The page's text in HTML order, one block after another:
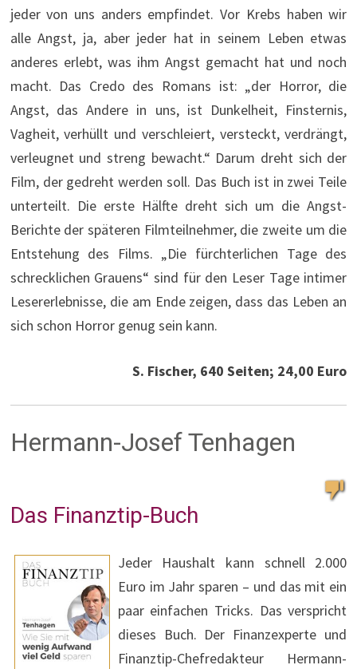
jeder von uns anders empfindet. Vor Krebs haben wir
alle Angst, ja, aber jeder hat in seinem Leben etwas
anderes erlebt, was ihm Angst gemacht hat und noch
macht. Das Credo des Romans ist: „der Horror, die
Angst, das Andere in uns, ist Dunkelheit, Finsternis,
Vagheit, verhüllt und verschleiert, versteckt, verdrängt,
verleugnet und streng bewacht.“ Darum dreht sich der
Film, der gedreht werden soll. Das Buch ist in zwei Teile
unterteilt. Die erste Hälfte dreht sich um die Angst-
Berichte der späteren Filmteilnehmer, die zweite um die
Entstehung des Films. „Die fürchterlichen Tage des
schrecklichen Grauens“ sind für den Leser Tage intimer
Lesererlebnisse, die am Ende zeigen, dass das Leben an
sich schon Horror genug sein kann.
S. Fischer, 640 Seiten; 24,00 Euro
Hermann-Josef Tenhagen
Das Finanztip-Buch
Jeder Haushalt kann schnell 2.000
Euro im Jahr sparen – und das mit ein
paar einfachen Tricks. Das verspricht
dieses Buch. Der Finanzexperte und
Finanztip-Chefredakteur Hermann-